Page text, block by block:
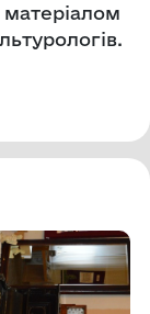
матеріалом